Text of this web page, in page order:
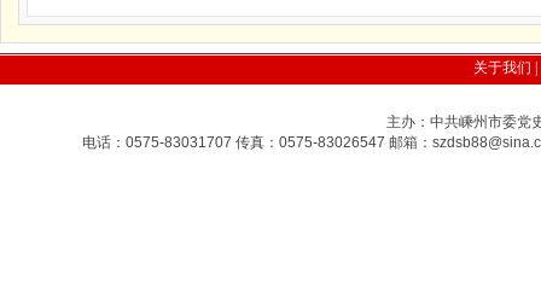
关于我们
主办：中共嵊州市委党
电话：0575-83031707 传真：0575-83026547 邮箱：